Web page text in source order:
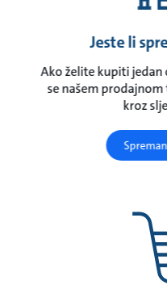
Jeste li
Ako želite kupiti
se našem
kroz